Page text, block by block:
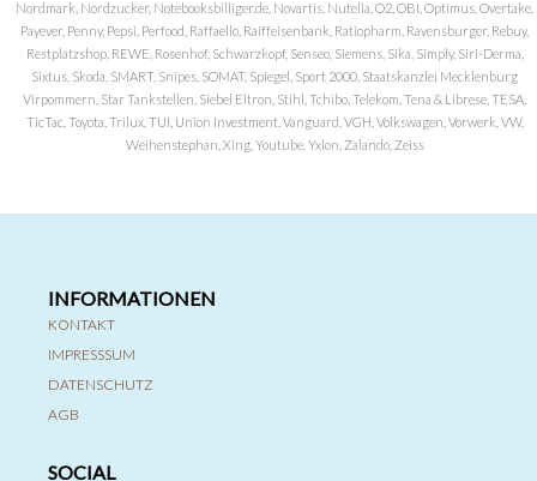
Nordmark, Nordzucker, Notebooksbilliger.de, Novartis, Nutella, O2, OBI, Optimus, Overtake,
Payever, Penny, Pepsi, Perfood, Raffaello, Raiffeisenbank, Ratiopharm, Ravensburger, Rebuy,
Restplatzshop, REWE, Rosenhof, Schwarzkopf, Senseo, Siemens, Sika, Simply, Siri-Derma,
Sixtus, Skoda, SMART, Snipes, SOMAT, Spiegel, Sport 2000, Staatskanzlei Mecklenburg
Virpommern, Star Tankstellen, Siebel Eltron, Stihl, Tchibo, Telekom, Tena & Librese, TESA,
TicTac, Toyota, Trilux, TUI, Union Investment, Vanguard, VGH, Volkswagen, Vorwerk, VW,
Weihenstephan, Xing, Youtube, Yxlon, Zalando, Zeiss
INFORMATIONEN
KONTAKT
IMPRESSSUM
DATENSCHUTZ
AGB
SOCIAL